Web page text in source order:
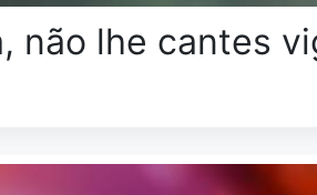
não lhe cantes